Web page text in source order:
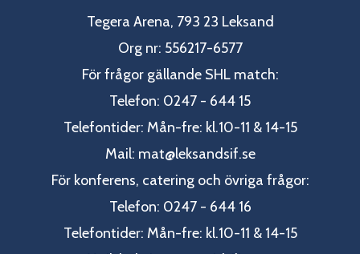
Tegera Arena, 793 23 Leksand
Org nr: 556217-6577
För frågor gällande SHL match:
Telefon: 0247 - 644 15
Telefontider: Mån-fre: kl.10-11 & 14-15
Mail: mat@leksandsif.se
För konferens, catering och övriga frågor:
Telefon: 0247 - 644 16
Telefontider: Mån-fre: kl.10-11 & 14-15